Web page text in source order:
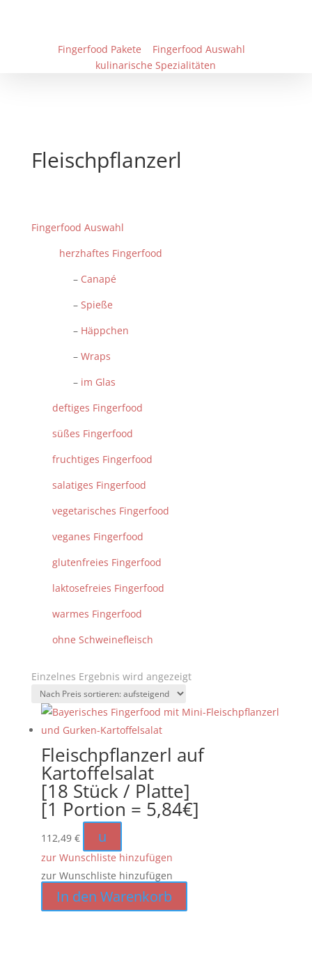
Fingerfood Pakete
Fingerfood Auswahl
kulinarische Spezialitäten
Fleischpflanzerl
Fingerfood Auswahl
herzhaftes Fingerfood
– Canapé
– Spieße
– Häppchen
– Wraps
– im Glas
deftiges Fingerfood
süßes Fingerfood
fruchtiges Fingerfood
salatiges Fingerfood
vegetarisches Fingerfood
veganes Fingerfood
glutenfreies Fingerfood
laktosefreies Fingerfood
warmes Fingerfood
ohne Schweinefleisch
Einzelnes Ergebnis wird angezeigt
Fleischpflanzerl auf
Kartoffelsalat
[18 Stück / Platte]
[1 Portion = 5,84€]
112,49 € u
zur Wunschliste hinzufügen
zur Wunschliste hinzufügen
In den Warenkorb